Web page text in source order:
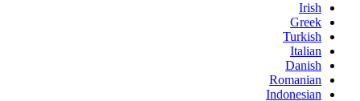
Irish
Greek
Turkish
Italian
Danish
Romanian
Indonesian